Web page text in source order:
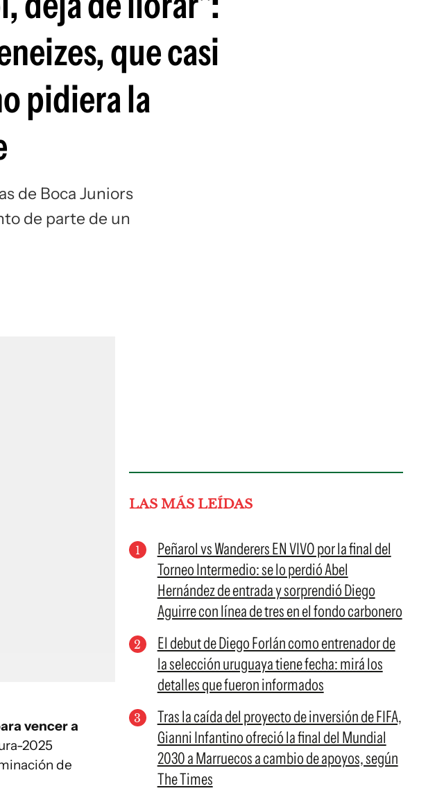
que casi
pidiera la
de Boca Juniors
de parte de un
vencer a
2025
de
LAS MÁS LEÍDAS
Peñarol vs Wanderers EN VIVO por la final del
Torneo Intermedio: se lo perdió Abel
Hernández de entrada y sorprendió Diego
Aguirre con línea de tres en el fondo carbonero
El debut de Diego Forlán como entrenador de
la selección uruguaya tiene fecha: mirá los
detalles que fueron informados
Tras la caída del proyecto de inversión de FIFA,
Gianni Infantino ofreció la final del Mundial
2030 a Marruecos a cambio de apoyos, según
The Times